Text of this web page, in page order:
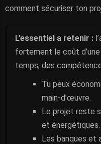
comment sécuriser ton
L’essentiel a retenir :
fortement le coût
temps, des
Tu peux
main-d’œuvre.
Le projet reste
et énergétiques.
Les banques et